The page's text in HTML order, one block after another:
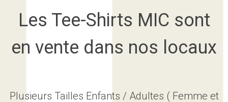
Les Tee-Shirts MIC sont
en vente dans nos locaux
Plusieurs Tailles Enfants / Adultes ( Femme et